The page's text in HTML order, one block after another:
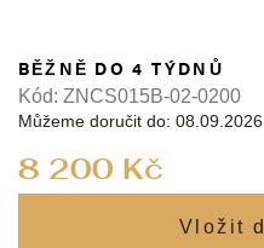
8 200 Kč
BĚŽNĚ DO 4 TÝDNŮ
Můžeme doručit do: 08.09.2026
Kód: ZNCS015B-02-0200